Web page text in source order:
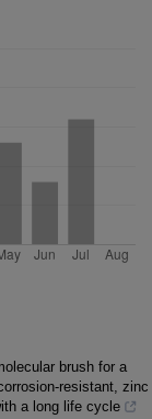
brush for a
resistant, zinc
a long life cycle